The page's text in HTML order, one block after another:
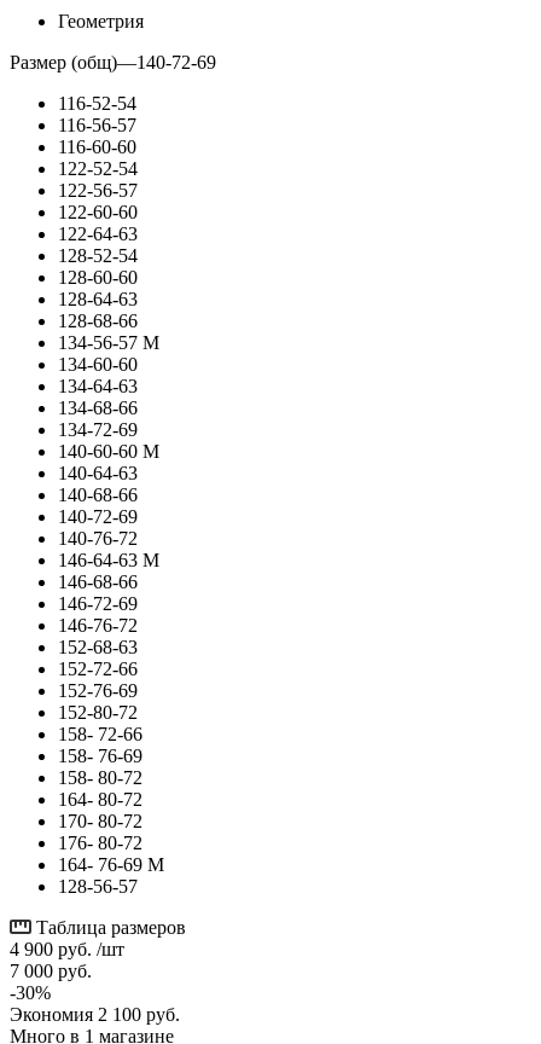
Геометрия
Размер (общ)—140-72-69
116-52-54
116-56-57
116-60-60
122-52-54
122-56-57
122-60-60
122-64-63
128-52-54
128-60-60
128-64-63
128-68-66
134-56-57 М
134-60-60
134-64-63
134-68-66
134-72-69
140-60-60 М
140-64-63
140-68-66
140-72-69
140-76-72
146-64-63 М
146-68-66
146-72-69
146-76-72
152-68-63
152-72-66
152-76-69
152-80-72
158- 72-66
158- 76-69
158- 80-72
164- 80-72
170- 80-72
176- 80-72
164- 76-69 М
128-56-57
Таблица размеров
4 900 руб. /шт
7 000 руб.
-30%
Экономия 2 100 руб.
Много в 1 магазине